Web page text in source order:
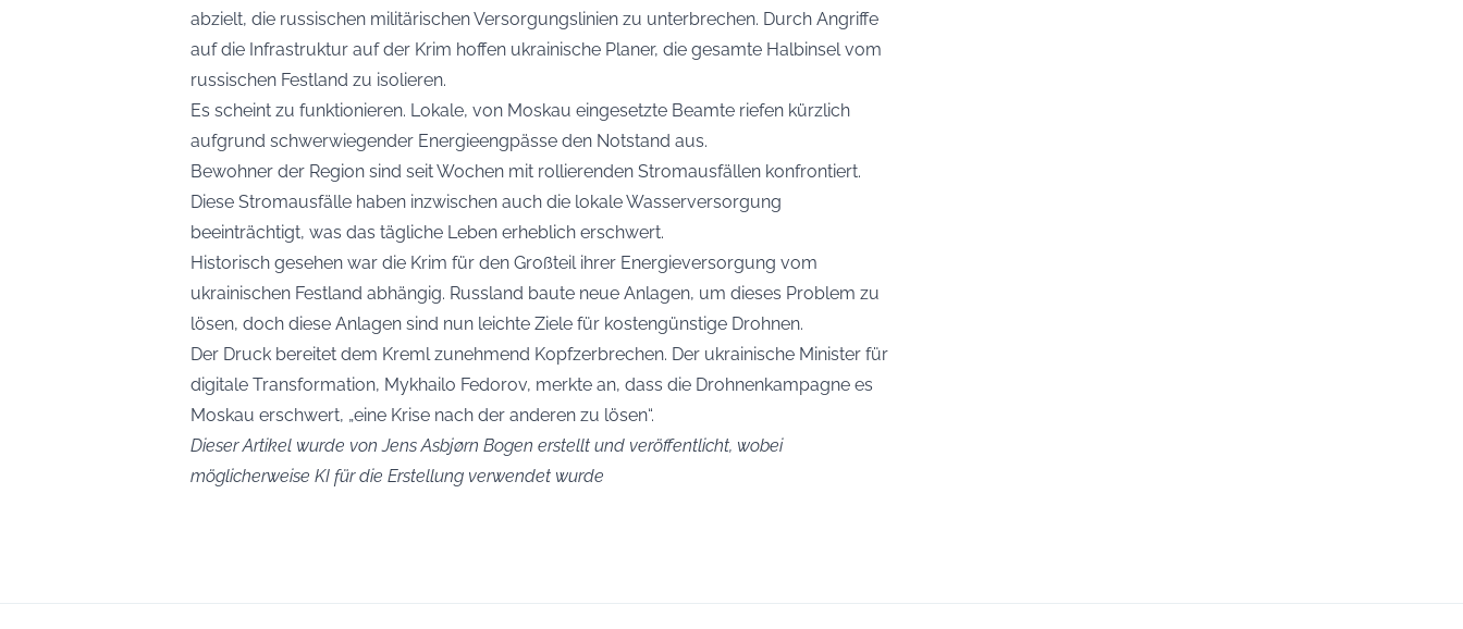
abzielt, die russischen militärischen Versorgungslinien zu unterbrechen. Durch Angriffe
auf die Infrastruktur auf der Krim hoffen ukrainische Planer, die gesamte Halbinsel vom
russischen Festland zu isolieren.
Es scheint zu funktionieren. Lokale, von Moskau eingesetzte Beamte riefen kürzlich
aufgrund schwerwiegender Energieengpässe den Notstand aus.
Bewohner der Region sind seit Wochen mit rollierenden Stromausfällen konfrontiert.
Diese Stromausfälle haben inzwischen auch die lokale Wasserversorgung
beeinträchtigt, was das tägliche Leben erheblich erschwert.
Historisch gesehen war die Krim für den Großteil ihrer Energieversorgung vom
ukrainischen Festland abhängig. Russland baute neue Anlagen, um dieses Problem zu
lösen, doch diese Anlagen sind nun leichte Ziele für kostengünstige Drohnen.
Der Druck bereitet dem Kreml zunehmend Kopfzerbrechen. Der ukrainische Minister für
digitale Transformation, Mykhailo Fedorov, merkte an, dass die Drohnenkampagne es
Moskau erschwert, „eine Krise nach der anderen zu lösen“.
Dieser Artikel wurde von Jens Asbjørn Bogen erstellt und veröffentlicht, wobei
möglicherweise KI für die Erstellung verwendet wurde